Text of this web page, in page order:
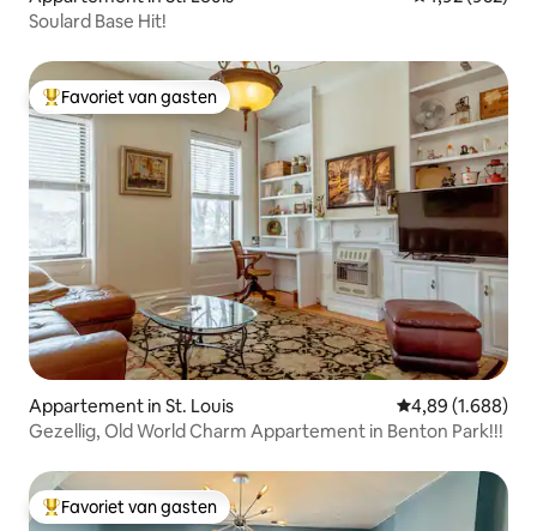
Soulard Base Hit!
Topfavoriet van gasten
Favoriet van gasten
Appartement in St. Louis Gemiddelde
4,89 (1.688)
Gezellig, Old World Charm Appartement in Benton Park!!!
Topfavoriet van gasten
Favoriet van gasten